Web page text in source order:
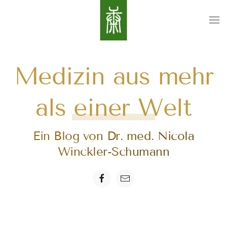
Medizin aus mehr
als einer Welt
Ein Blog von Dr. med. Nicola
Winckler-Schumann